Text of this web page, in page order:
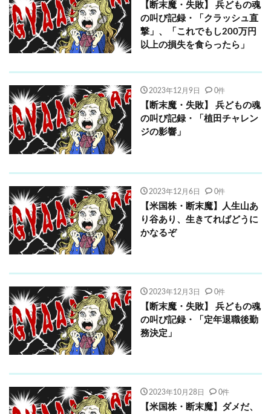
【断末魔・失敗】 兵どもの魂
の叫び記録・「クラッシュ直
撃」、「これでもし200万円
以上の損失を食らったら」
2023年12月9日 0件
【断末魔・失敗】 兵どもの魂
の叫び記録・「植田チャレン
ジの影響」
2023年12月6日 0件
【米国株・断末魔】人生山あ
り谷あり、生きてればどうに
かなるぞ
2023年12月3日 0件
【断末魔・失敗】 兵どもの魂
の叫び記録・「定年退職後勤
務決定」
2023年10月28日 0件
【米国株・断末魔】ダメだ、